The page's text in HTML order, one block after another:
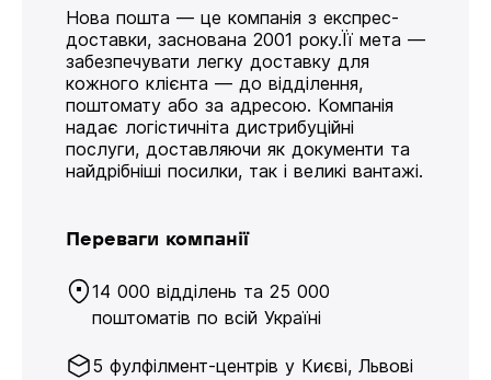
Нова пошта — це компанія з експрес-
доставки, заснована 2001 року.Її мета —
забезпечувати легку доставку для
кожного клієнта — до відділення,
поштомату або за адресою. Компанія
надає логістичніта дистрибуційні
послуги, доставляючи як документи та
найдрібніші посилки, так і великі вантажі.
Переваги компанії
14 000 відділень та 25 000
поштоматів по всій Україні
5 фулфілмент-центрів у Києві, Львові